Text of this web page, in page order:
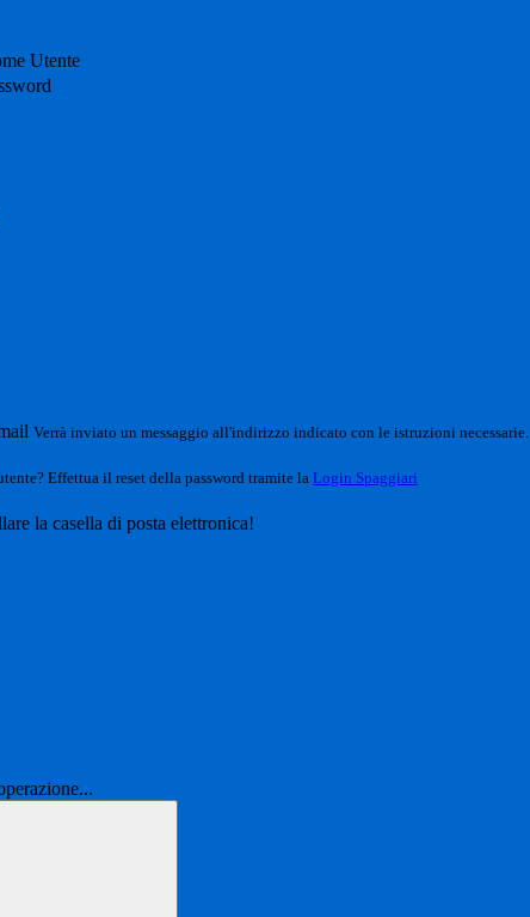
Utente
Verrà inviato un messaggio all'indirizzo indicato con le istruzioni necessarie.
Effettua il reset della password tramite la Login Spaggiari
la casella di posta elettronica!